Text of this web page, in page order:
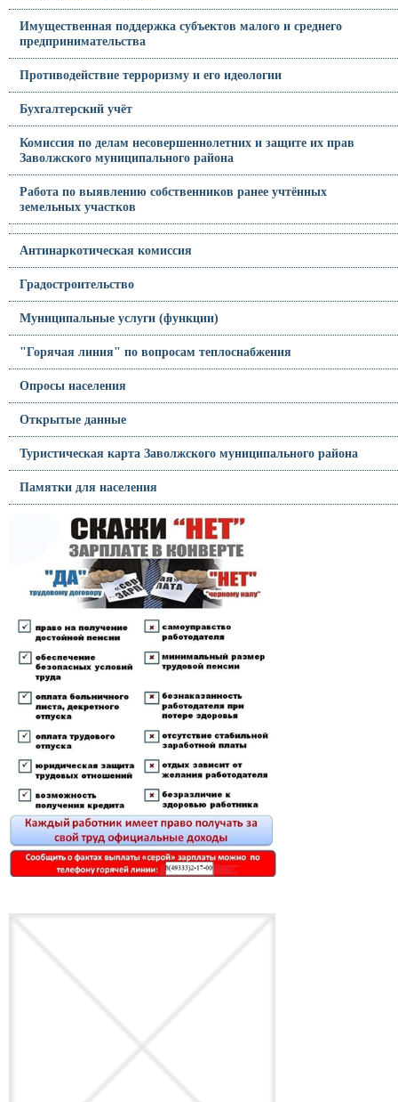
Имущественная поддержка субъектов малого и среднего
предпринимательства
Противодействие терроризму и его идеологии
Бухгалтерский учёт
Комиссия по делам несовершеннолетних и защите их прав
Заволжского муниципального района
Работа по выявлению собственников ранее учтённых
земельных участков
Антинаркотическая комиссия
Градостроительство
Муниципальные услуги (функции)
"Горячая линия" по вопросам теплоснабжения
Опросы населения
Открытые данные
Туристическая карта Заволжского муниципального района
Памятки для населения